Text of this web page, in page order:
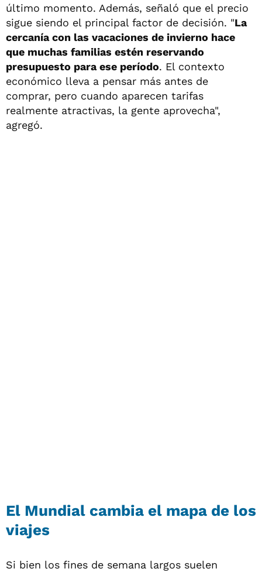
último momento. Además, señaló que el precio
sigue siendo el principal factor de decisión. "La
cercanía con las vacaciones de invierno hace
que muchas familias estén reservando
presupuesto para ese período. El contexto
económico lleva a pensar más antes de
comprar, pero cuando aparecen tarifas
realmente atractivas, la gente aprovecha",
agregó.
El Mundial cambia el mapa de los
viajes
Si bien los fines de semana largos suelen